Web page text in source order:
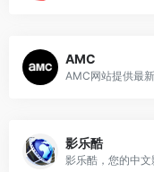
AMC
AMC网站提供最
影乐酷
影乐酷，您的中文